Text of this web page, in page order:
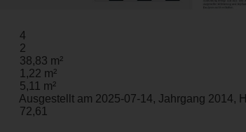
4
2
38,83 m²
1,22 m²
5,11 m²
Ausgestellt am 2025-07-14, Jahrgang 2014,
72,61